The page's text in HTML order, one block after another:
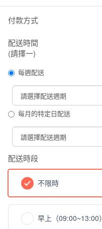
付款方式
配送時間
(請擇一)
每週配送
每月的特定日配送
配送時段
不限時
早上（09:00~13:00）